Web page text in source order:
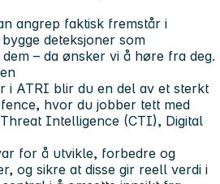
angrep faktisk fremstår i
deteksjoner som
– da ønsker vi å høre fra deg.
i ATRI blir du en del av et sterkt
hvor du jobber tett med
Intelligence (CTI), Digital
for å utvikle, forbedre og
og sikre at disse gir reell verdi i